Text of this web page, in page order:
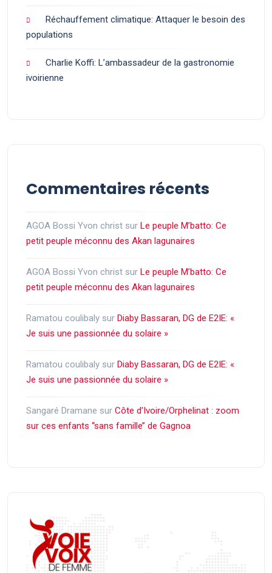
Réchauffement climatique: Attaquer le besoin des
populations
Charlie Koffi: L’ambassadeur de la gastronomie
ivoirienne
Commentaires récents
AGOA Bossi Yvon christ sur Le peuple M’batto: Ce
petit peuple méconnu des Akan lagunaires
AGOA Bossi Yvon christ sur Le peuple M’batto: Ce
petit peuple méconnu des Akan lagunaires
Ramatou coulibaly sur Diaby Bassaran, DG de E2IE: «
Je suis une passionnée du solaire »
Ramatou coulibaly sur Diaby Bassaran, DG de E2IE: «
Je suis une passionnée du solaire »
Sangaré Dramane sur Côte d’Ivoire/Orphelinat : zoom
sur ces enfants ‘‘sans famille’’ de Gagnoa